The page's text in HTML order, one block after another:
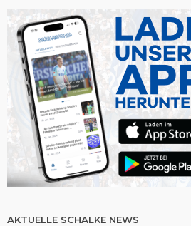
AKTUELLE SCHALKE NEWS